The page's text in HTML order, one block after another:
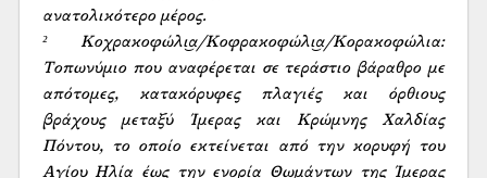
ανατολικότερο μέρος.
² Κοχρακοφώλι͜α/Κοφρακοφώλι͜α/Κορακοφώλια:
Τοπωνύμιο που αναφέρεται σε τεράστιο βάραθρο με
απότομες, κατακόρυφες πλαγιές και όρθιους
βράχους μεταξύ Ίμερας και Κρώμνης Χαλδίας
Πόντου, το οποίο εκτείνεται από την κορυφή του
Αγίου Ηλία έως την ενορία Θωμάντων της Ίμερας